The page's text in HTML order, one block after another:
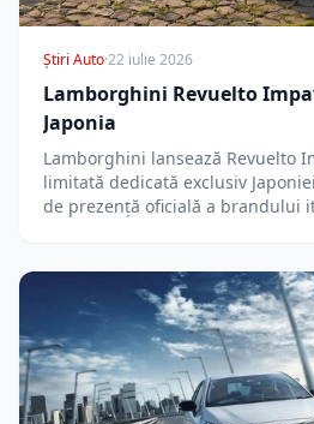
Știri Auto·22 iulie 2026
Lamborghini Revuelto
Japonia
Lamborghini lansează Revuelto
limitată dedicată exclusiv
de prezență oficială a brandului